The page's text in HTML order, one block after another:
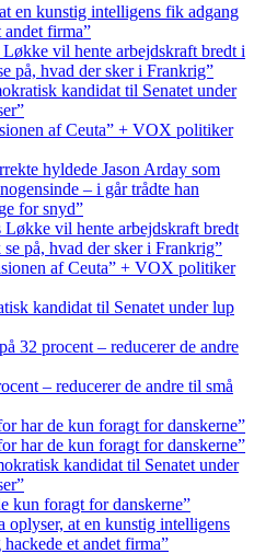
en kunstig intelligens fik adgang
andet firma”
Løkke vil hente arbejdskraft bredt i
på, hvad der sker i Frankrig”
kandidat til Senatet under
af Ceuta” + VOX politiker
hyldede Jason Arday som
– i går trådte han
for snyd”
Løkke vil hente arbejdskraft bredt
på, hvad der sker i Frankrig”
af Ceuta” + VOX politiker
kandidat til Senatet under lup
32 procent – reducerer de andre
– reducerer de andre til små
har de kun foragt for danskerne”
har de kun foragt for danskerne”
kandidat til Senatet under
kun foragt for danskerne”
oplyser, at en kunstig intelligens
et andet firma”